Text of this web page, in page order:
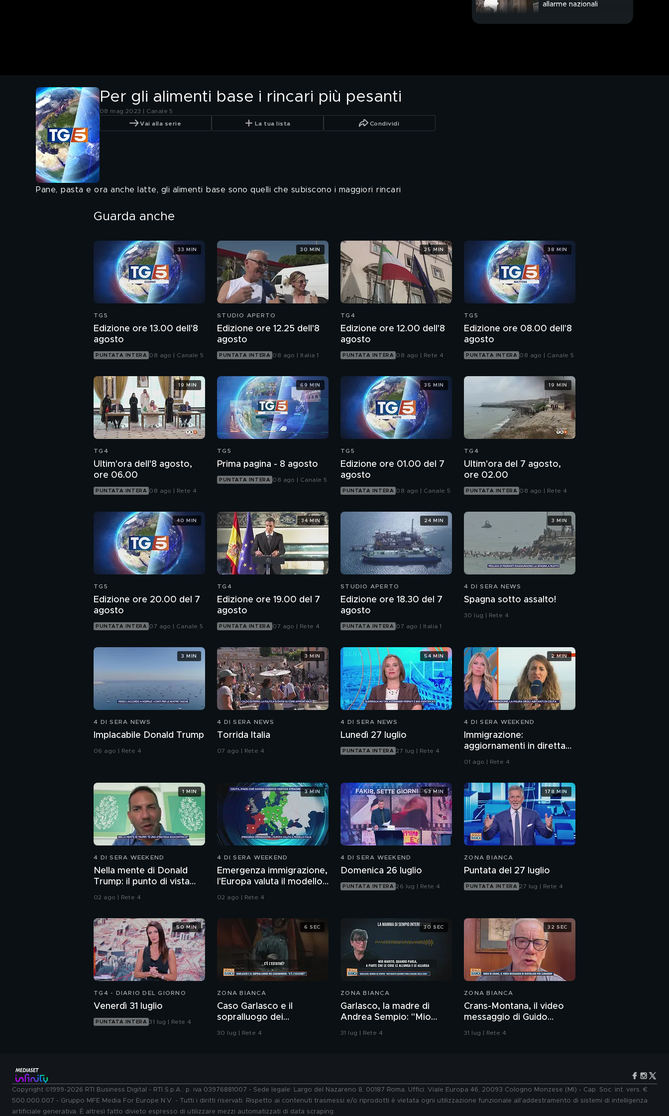
allarme nazionali
Per gli alimenti base i rincari più pesanti
08 mag 2023 | Canale 5
Vai alla serie La tua lista Condividi
Pane, pasta e ora anche latte, gli alimenti base sono quelli che subiscono i maggiori rincari
Guarda anche
TG5
Edizione ore 13.00 dell'8
agosto
PUNTATA INTERA 08 ago | Canale 5
33 MIN
STUDIO APERTO
Edizione ore 12.25 dell'8
agosto
PUNTATA INTERA 08 ago | Italia 1
30 MIN
TG4
Edizione ore 12.00 dell'8
agosto
PUNTATA INTERA 08 ago | Rete 4
25 MIN
TG5
Edizione ore 08.00 dell'8
agosto
PUNTATA INTERA 08 ago | Canale 5
38 MIN
TG4
Ultim'ora dell'8 agosto,
ore 06.00
PUNTATA INTERA 08 ago | Rete 4
19 MIN
TG5
Prima pagina - 8 agosto
PUNTATA INTERA 08 ago | Canale 5
69 MIN
TG5
Edizione ore 01.00 del 7
agosto
PUNTATA INTERA 08 ago | Canale 5
35 MIN
TG4
Ultim'ora del 7 agosto,
ore 02.00
PUNTATA INTERA 08 ago | Rete 4
19 MIN
TG5
Edizione ore 20.00 del 7
agosto
PUNTATA INTERA 07 ago | Canale 5
40 MIN
TG4
Edizione ore 19.00 del 7
agosto
PUNTATA INTERA 07 ago | Rete 4
34 MIN
STUDIO APERTO
Edizione ore 18.30 del 7
agosto
PUNTATA INTERA 07 ago | Italia 1
24 MIN
4 DI SERA NEWS
Spagna sotto assalto!
30 lug | Rete 4
3 MIN
4 DI SERA NEWS
Implacabile Donald Trump
06 ago | Rete 4
3 MIN
4 DI SERA NEWS
Torrida Italia
07 ago | Rete 4
3 MIN
4 DI SERA NEWS
Lunedì 27 luglio
PUNTATA INTERA 27 lug | Rete 4
54 MIN
4 DI SERA WEEKEND
Immigrazione:
aggiornamenti in diretta
da Ceuta
01 ago | Rete 4
2 MIN
4 DI SERA WEEKEND
Nella mente di Donald
Trump: il punto di vista
dello psichiatra Leonardo
02 ago | Rete 4
1 MIN
4 DI SERA WEEKEND
Emergenza immigrazione,
l'Europa valuta il modello
02 ago | Rete 4
3 MIN
4 DI SERA WEEKEND
Domenica 26 luglio
PUNTATA INTERA 26 lug | Rete 4
53 MIN
ZONA BIANCA
Puntata del 27 luglio
PUNTATA INTERA 27 lug | Rete 4
178 MIN
TG4 - DIARIO DEL GIORNO
Venerdì 31 luglio
PUNTATA INTERA 31 lug | Rete 4
50 MIN
ZONA BIANCA
Caso Garlasco e il
sopralluogo dei
Carabinieri
30 lug | Rete 4
6 SEC
ZONA BIANCA
Garlasco, la madre di
Andrea Sempio: "Mio
marito quando parla
31 lug | Rete 4
30 SEC
ZONA BIANCA
Crans-Montana, il video
messaggio di Guido
Bertolaso per Leonardo
31 lug | Rete 4
32 SEC
Copyright ©1999-2026 RTI Business Digital - RTI S.p.A.: p. iva 03976881007 - Sede legale: Largo del Nazareno 8, 00187 Roma. Uffici: Viale Europa 46, 20093 Cologno Monzese (MI) - Cap. Soc. int. vers. €
500.000.007 - Gruppo MFE Media For Europe N.V. - Tutti i diritti riservati. Rispetto ai contenuti trasmessi e/o riprodotti è vietata ogni utilizzazione funzionale all'addestramento di sistemi di intelligenza
artificiale generativa. È altresì fatto divieto espresso di utilizzare mezzi automatizzati di data scraping.